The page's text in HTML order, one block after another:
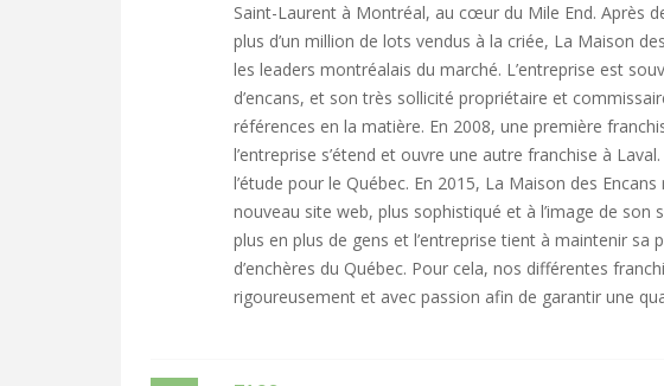
Saint-Laurent à Montréal, au cœur du Mile End. Après
plus d’un million de lots vendus à la criée, La Maison
les leaders montréalais du marché. L’entreprise est
d’encans, et son très sollicité propriétaire et
références en la matière. En 2008, une première
l’entreprise s’étend et ouvre une autre franchise à
l’étude pour le Québec. En 2015, La Maison des
nouveau site web, plus sophistiqué et à l’image de son
plus en plus de gens et l’entreprise tient à maintenir sa
d’enchères du Québec. Pour cela, nos différentes
rigoureusement et avec passion afin de garantir une